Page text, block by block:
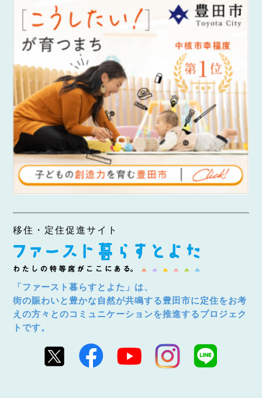
移住・定住促進サイト
「ファースト暮らすとよた」は、
街の賑わいと豊かな自然が共鳴する豊田市に定住をお考
えの方々とのコミュニケーションを推進するプロジェク
トです。